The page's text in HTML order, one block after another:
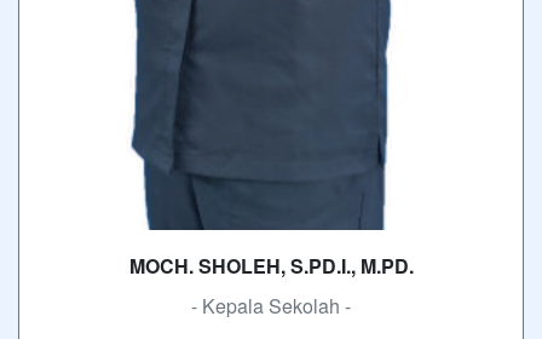
MOCH. SHOLEH, S.PD.I., M.PD.
- Kepala Sekolah -